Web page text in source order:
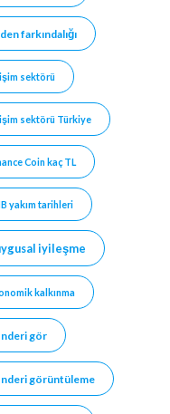
farkındalığı
sektörü
sektörü Türkiye
Coin kaç TL
yakım tarihleri
iyileşme
kalkınma
gör
görüntüleme